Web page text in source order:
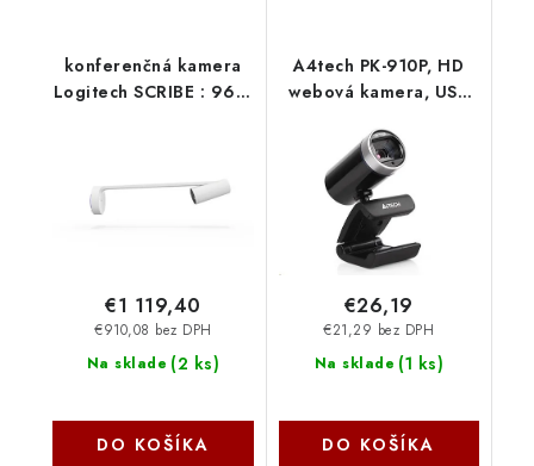
konferenčná kamera
Logitech SCRIBE : 960-
Na sklade (2 ks)
€910,08 bez DPH
€1 119,40
DO KOŠÍKA
A4tech PK-910P, HD
webová kamera, USB
Na sklade (1 ks)
€21,29 bez DPH
€26,19
DO KOŠÍKA